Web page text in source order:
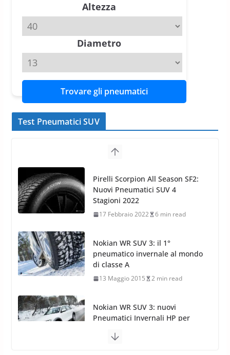
Michelin Pilot Sport 4 S – Test
su Range Rover Sport D350 HST
11 Aprile 2026 15 min read
Altezza
Diametro
Trovare gli pneumatici
Test Pneumatici SUV
Nokian WR SUV 3: il 1°
pneumatico invernale al mondo
di classe A
13 Maggio 2015 2 min read
Nokian WR SUV 3: nuovi
Pneumatici Invernali HP per
condizioni invernali difficili
23 Aprile 2013 9 min read
Yokohama Geolandar G073: nuovi pneumatici
invernali SUV
2 min read